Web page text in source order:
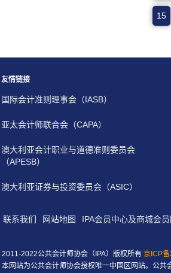
15
友情链接
国际会计准则理事会（IASB）
亚太会计师联合会（CAPA）
澳大利亚会计职业与道德准则委员会
（APESB）
澳大利亚证券与投资委员会（ASIC）
联系我们 网站地图 IPA会员中心及商城会
2011-2022公共会计师协会（IPA）版权所有 京ICP
本网站为公共会计师协会授权唯一中国区网站。公